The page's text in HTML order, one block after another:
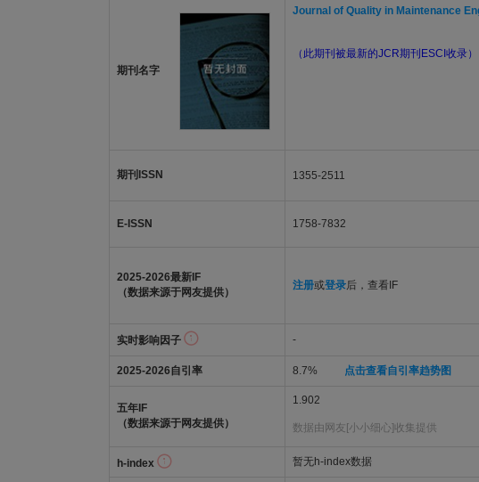
期刊名字
Journal of Quality in Maintenance
（此期刊被最新的JCR期刊ESCI收录）
期刊ISSN 1355-2511
E-ISSN 1758-7832
2025-2026最新IF
（数据来源于网友提供）
注册或登录后，查看IF
实时影响因子 -
2025-2026自引率 8.7% 点击查看自引率趋势图
五年IF
（数据来源于网友提供）
1.902
数据由网友[小小细心]收集提供
h-index 暂无h-index数据